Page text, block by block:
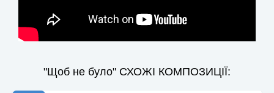
"Щоб не було" СХОЖІ КОМПОЗИЦІЇ: